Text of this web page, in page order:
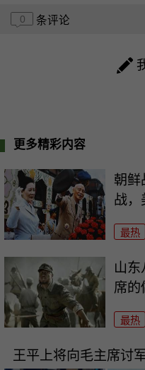
0 条评论
更多精彩内容
朝鲜
战，
最热
山东
席的
最热
王平上将向毛主席讨